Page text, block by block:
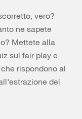
vero?
ne sapete
Mettete alla
sul fair play e
rispondono al
dei